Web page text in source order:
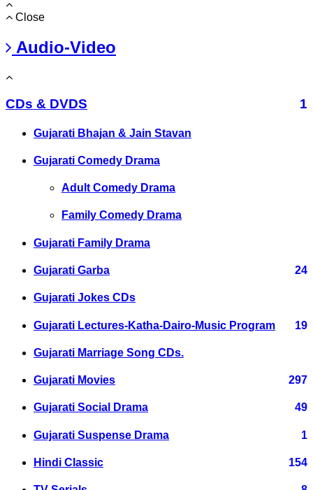
Close
Audio-Video
CDs & DVDS 1
Gujarati Bhajan & Jain Stavan
Gujarati Comedy Drama
Adult Comedy Drama
Family Comedy Drama
Gujarati Family Drama
Gujarati Garba 24
Gujarati Jokes CDs
Gujarati Lectures-Katha-Dairo-Music Program 19
Gujarati Marriage Song CDs.
Gujarati Movies 297
Gujarati Social Drama 49
Gujarati Suspense Drama 1
Hindi Classic 154